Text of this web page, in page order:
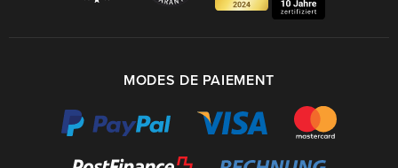
MODES DE PAIEMENT